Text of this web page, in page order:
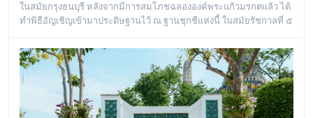
ในสมัยกรุงธนบุรี หลังจากมีการสมโภชฉลององค์พระแก้วมรกตแล้ว ได้
ทำพิธีอัญเชิญเข้ามาประดิษฐานไว้ ณ ฐานชุกชีแห่งนี้ ในสมัยรัชกาลที่ ๕
บ้านได้เรียกเพี้ยนกันไปว่า “วิหารพระเขี้ยวแก้ว” พระจุฬามณีเจดีย์องค์นี้
เป็นสิ่งศักดิ์สิทธิ์ของวัดอรุณราชวราราม ที่ชาวบ้านในละแวกนี้ให้ความ
เคารพศรัทธาตั้งแต่ครั้งอดีตกาลจวบจนมาถึงยุคปัจ